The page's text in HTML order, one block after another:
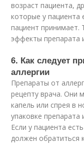
возраст пациента,
которые у пациента
пациент
эффекты препарата
6. Как следует
аллергии
Препараты от
рецепту врача. Они
капель или спрея в
упаковке
Если у пациента
должен обратиться